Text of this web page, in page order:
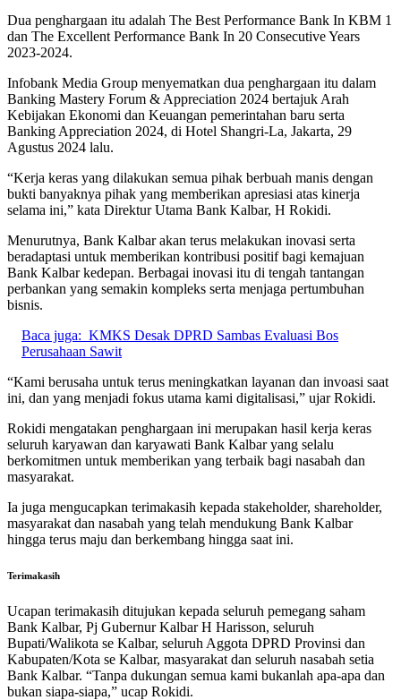
Dua penghargaan itu adalah The Best Performance Bank In KBM 1
dan The Excellent Performance Bank In 20 Consecutive Years
2023-2024.
Infobank Media Group menyematkan dua penghargaan itu dalam
Banking Mastery Forum & Appreciation 2024 bertajuk Arah
Kebijakan Ekonomi dan Keuangan pemerintahan baru serta
Banking Appreciation 2024, di Hotel Shangri-La, Jakarta, 29
Agustus 2024 lalu.
“Kerja keras yang dilakukan semua pihak berbuah manis dengan
bukti banyaknya pihak yang memberikan apresiasi atas kinerja
selama ini,” kata Direktur Utama Bank Kalbar, H Rokidi.
Menurutnya, Bank Kalbar akan terus melakukan inovasi serta
beradaptasi untuk memberikan kontribusi positif bagi kemajuan
Bank Kalbar kedepan. Berbagai inovasi itu di tengah tantangan
perbankan yang semakin kompleks serta menjaga pertumbuhan
bisnis.
Baca juga: KMKS Desak DPRD Sambas Evaluasi Bos
Perusahaan Sawit
“Kami berusaha untuk terus meningkatkan layanan dan invoasi saat
ini, dan yang menjadi fokus utama kami digitalisasi,” ujar Rokidi.
Rokidi mengatakan penghargaan ini merupakan hasil kerja keras
seluruh karyawan dan karyawati Bank Kalbar yang selalu
berkomitmen untuk memberikan yang terbaik bagi nasabah dan
masyarakat.
Ia juga mengucapkan terimakasih kepada stakeholder, shareholder,
masyarakat dan nasabah yang telah mendukung Bank Kalbar
hingga terus maju dan berkembang hingga saat ini.
Terimakasih
Ucapan terimakasih ditujukan kepada seluruh pemegang saham
Bank Kalbar, Pj Gubernur Kalbar H Harisson, seluruh
Bupati/Walikota se Kalbar, seluruh Aggota DPRD Provinsi dan
Kabupaten/Kota se Kalbar, masyarakat dan seluruh nasabah setia
Bank Kalbar. “Tanpa dukungan semua kami bukanlah apa-apa dan
bukan siapa-siapa,” ucap Rokidi.